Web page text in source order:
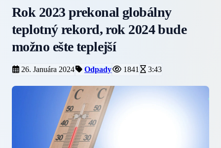
Rok 2023 prekonal globálny
teplotný rekord, rok 2024 bude
možno ešte teplejší
26. Januára 2024 Odpady 1841 3:43